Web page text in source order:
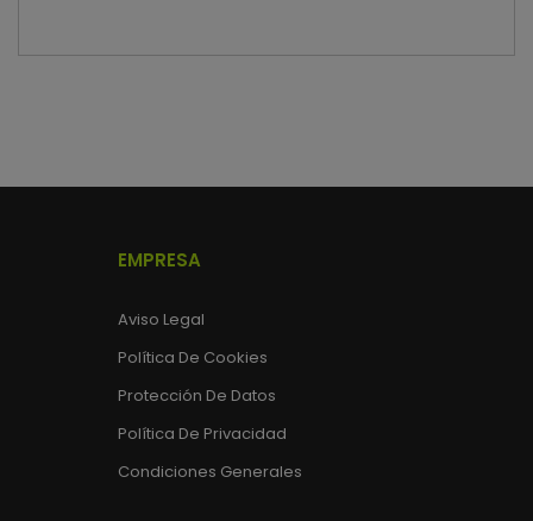
EMPRESA
Aviso Legal
Política De Cookies
Protección De Datos
Política De Privacidad
Condiciones Generales